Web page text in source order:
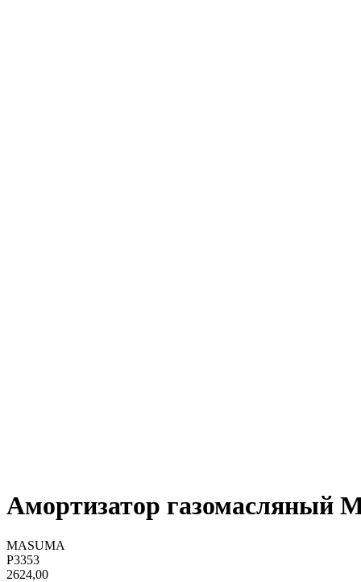
Амортизатор газомасляный
MASUMA
P3353
2624,00